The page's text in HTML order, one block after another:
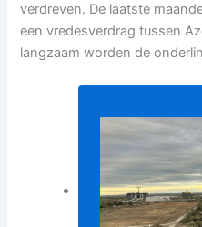
verdreven. De laatste
een vredesverdrag tussen
langzaam worden de